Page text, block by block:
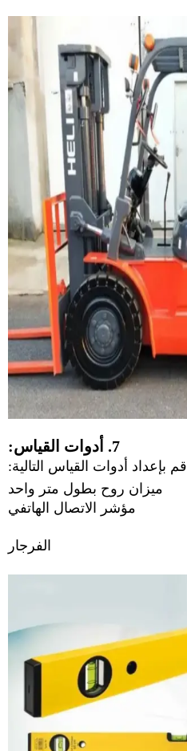
7. أدوات القياس:
قم بإعداد أدوات القياس التالية:
ميزان روح بطول متر واحد
مؤشر الاتصال الهاتفي
الفرجار